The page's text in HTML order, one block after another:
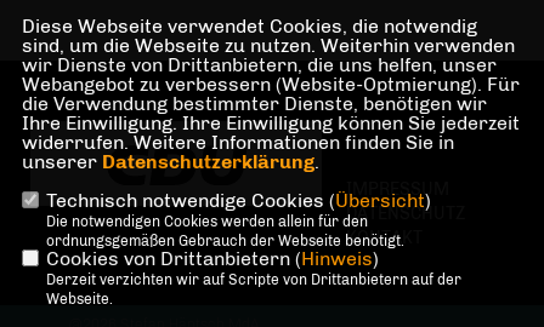
IMPRESSUM
DATENSCHUTZ
KONTAKT
Diese Webseite verwendet Cookies, die notwendig
sind, um die Webseite zu nutzen. Weiterhin verwenden
wir Dienste von Drittanbietern, die uns helfen, unser
Webangebot zu verbessern (Website-Optmierung). Für
die Verwendung bestimmter Dienste, benötigen wir
Ihre Einwilligung. Ihre Einwilligung können Sie jederzeit
widerrufen. Weitere Informationen finden Sie in
unserer Datenschutzerklärung.
Technisch notwendige Cookies (Übersicht)
Die notwendigen Cookies werden allein für den
ordnungsgemäßen Gebrauch der Webseite benötigt.
Cookies von Drittanbietern (Hinweis)
Derzeit verzichten wir auf Scripte von Drittanbietern auf der
Webseite.